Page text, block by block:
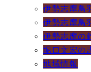
伊勢志摩鳥
伊勢志摩鳥
伊勢志摩の
堀口文宏の
地域情報